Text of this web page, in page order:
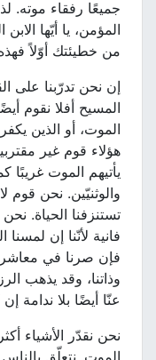
جميعًا رفقاء موته.
المؤمن، يا أيّها
من خطيئتك أوّلاً
إن نحن تدرّبنا على
المسيح أفلا نقوم
الموت، أو الذين
هؤلاء قوم غير
يأتيهم الموت غريبًا
والوثنيّين. نحن قوم لا
تستنزفنا الحياة.
فانية لأنّنا إن لمسنا
فإن صرنا في معاشرة
وذاتنا، وقد يذهب
عنّا أيضًا بلا ندامة إن
نحن نقدّر الأشياء